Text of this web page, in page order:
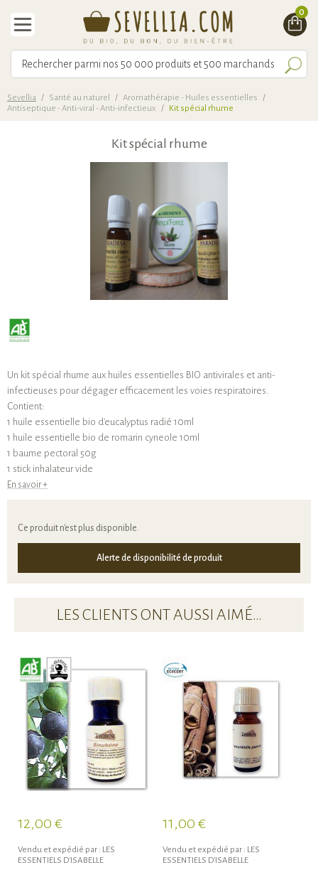
0
Sevellia / Santé au naturel / Aromathérapie - Huiles essentielles
/
Antiseptique - Anti-viral - Anti-infectieux
/ Kit spécial rhume
Kit spécial rhume
Un kit spécial rhume aux huiles essentielles BIO antivirales et anti-
infectieuses pour dégager efficacement les voies respiratoires.
Contient:
1 huile essentielle bio d'eucalyptus radié 10ml
1 huile essentielle bio de romarin cyneole 10ml
1 baume pectoral 50g
1 stick inhalateur vide
En savoir +
Ce produit n'est plus disponible.
Alerte de disponibilité de produit
LES CLIENTS ONT AUSSI AIMÉ…
12,00 €
Vendu et expédié par : LES
ESSENTIELS D'ISABELLE
11,00 €
Vendu et expédié par : LES
ESSENTIELS D'ISABELLE